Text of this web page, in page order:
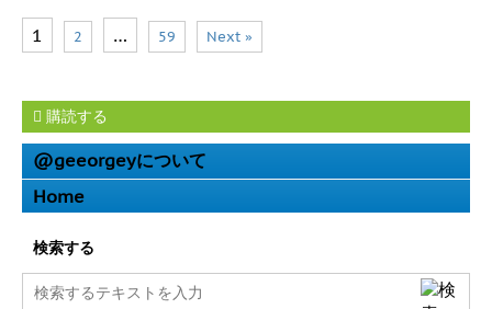
1 2 … 59 Next »
購読する
@geeorgeyについて
Home
検索する